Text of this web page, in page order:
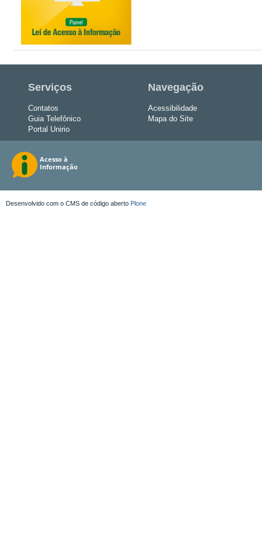
Serviços
Contatos
Guia Telefônico
Portal Unirio
Navegação
Acessibilidade
Mapa do Site
Desenvolvido com o CMS de código aberto Plone